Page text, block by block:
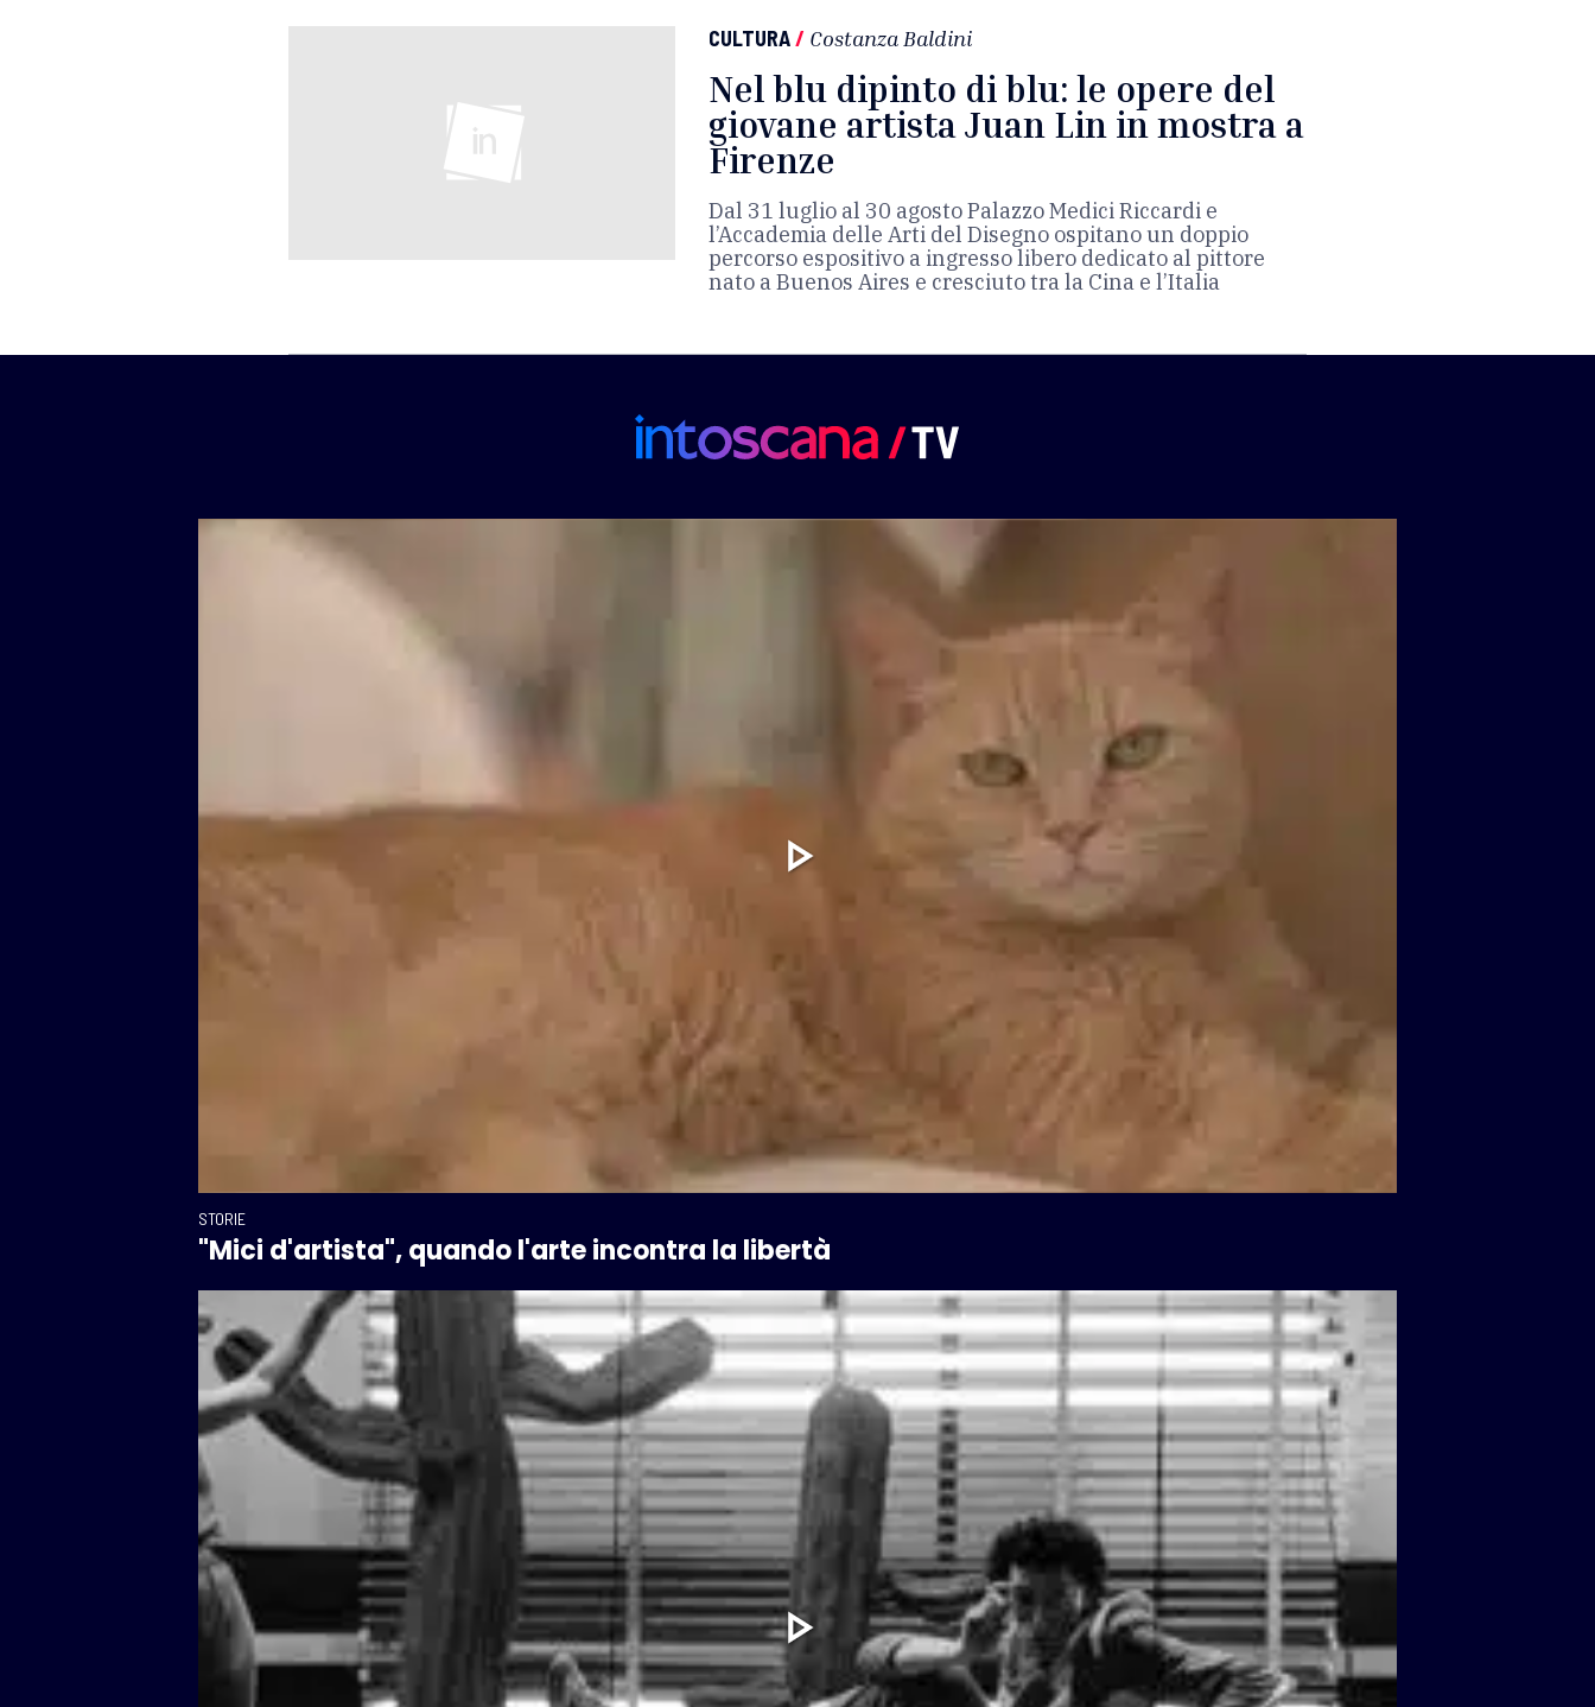
CULTURA/ Costanza Baldini
Nel blu dipinto di blu: le opere del
giovane artista Juan Lin in mostra a
Firenze
Dal 31 luglio al 30 agosto Palazzo Medici Riccardi e
l’Accademia delle Arti del Disegno ospitano un doppio
percorso espositivo a ingresso libero dedicato al pittore
nato a Buenos Aires e cresciuto tra la Cina e l’Italia
STORIE
"Mici d'artista", quando l'arte incontra la libertà